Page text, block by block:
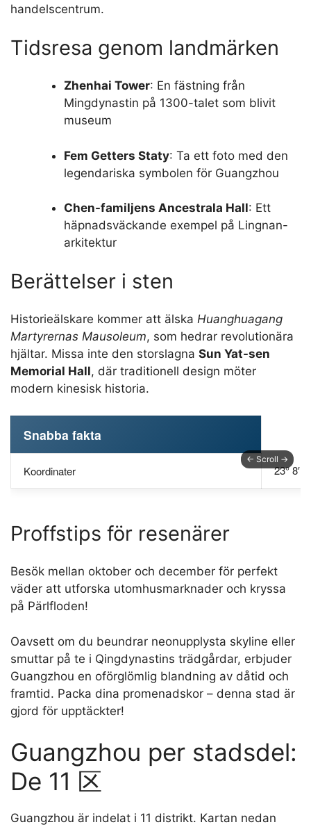
handelscentrum.
Tidsresa genom landmärken
Zhenhai Tower: En fästning från
Mingdynastin på 1300-talet som blivit
museum
Fem Getters Staty: Ta ett foto med den
legendariska symbolen för Guangzhou
Chen-familjens Ancestrala Hall: Ett
häpnadsväckande exempel på Lingnan-
arkitektur
Berättelser i sten
Historieälskare kommer att älska Huanghuagang
Martyrernas Mausoleum, som hedrar revolutionära
hjältar. Missa inte den storslagna Sun Yat-sen
Memorial Hall, där traditionell design möter
modern kinesisk historia.
Snabba fakta
Koordinater 23° 8′
Proffstips för resenärer
Besök mellan oktober och december för perfekt
väder att utforska utomhusmarknader och kryssa
på Pärlfloden!
Oavsett om du beundrar neonupplysta skyline eller
smuttar på te i Qingdynastins trädgårdar, erbjuder
Guangzhou en oförglömlig blandning av dåtid och
framtid. Packa dina promenadskor – denna stad är
gjord för upptäckter!
Guangzhou per stadsdel:
De 11 区
Guangzhou är indelat i 11 distrikt. Kartan nedan